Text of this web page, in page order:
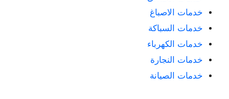
خدمات الاصباغ
خدمات السباكة
خدمات الكهرباء
خدمات النجارة
خدمات الصيانة